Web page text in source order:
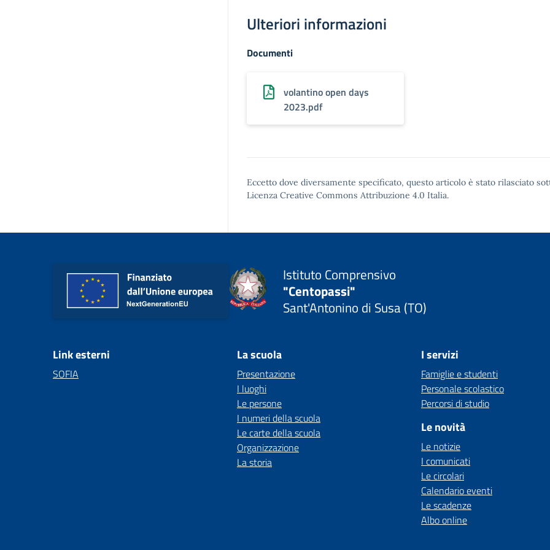
Ulteriori informazioni
Documenti
volantino open days
2023.pdf
Eccetto dove diversamente specificato, questo articolo è stato rilasciato
Licenza Creative Commons Attribuzione 4.0 Italia.
Istituto Comprensivo
"Centopassi"
Sant'Antonino di Susa (TO)
Link esterni
SOFIA
La scuola
Presentazione
I luoghi
Le persone
I numeri della scuola
Le carte della scuola
Organizzazione
La storia
I servizi
Famiglie e studenti
Personale scolastico
Percorsi di studio
Le novità
Le notizie
I comunicati
Le circolari
Calendario eventi
Le scadenze
Albo online